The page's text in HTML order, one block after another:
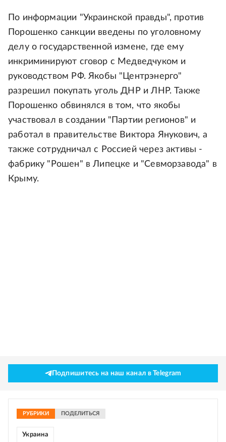
По информации "Украинской правды", против
Порошенко санкции введены по уголовному
делу о государственной измене, где ему
инкриминируют сговор с Медведчуком и
руководством РФ. Якобы "Центрэнерго"
разрешил покупать уголь ДНР и ЛНР. Также
Порошенко обвинялся в том, что якобы
участвовал в создании "Партии регионов" и
работал в правительстве Виктора Янукович, а
также сотрудничал с Россией через активы -
фабрику "Рошен" в Липецке и "Севморзавода" в
Крыму.
Подпишитесь на наш канал в Telegram
РУБРИКИ ПОДЕЛИТЬСЯ
Украина